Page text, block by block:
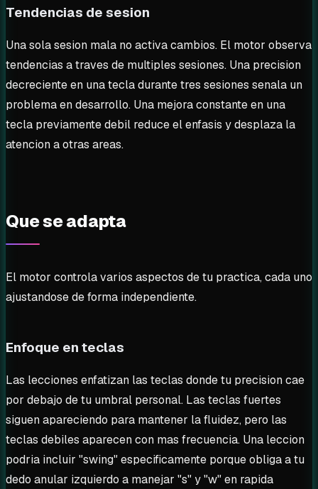
Tendencias de sesion
Una sola sesion mala no activa cambios. El motor observa
tendencias a traves de multiples sesiones. Una precision
decreciente en una tecla durante tres sesiones senala un
problema en desarrollo. Una mejora constante en una
tecla previamente debil reduce el enfasis y desplaza la
atencion a otras areas.
Que se adapta
El motor controla varios aspectos de tu practica, cada uno
ajustandose de forma independiente.
Enfoque en teclas
Las lecciones enfatizan las teclas donde tu precision cae
por debajo de tu umbral personal. Las teclas fuertes
siguen apareciendo para mantener la fluidez, pero las
teclas debiles aparecen con mas frecuencia. Una leccion
podria incluir "swing" especificamente porque obliga a tu
dedo anular izquierdo a manejar "s" y "w" en rapida